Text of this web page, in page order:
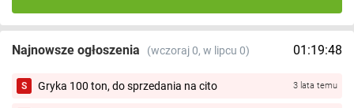
Najnowsze ogłoszenia (wczoraj 0, w lipcu 0) 01:19:48
S Gryka 100 ton, do sprzedania na cito 3 lata temu